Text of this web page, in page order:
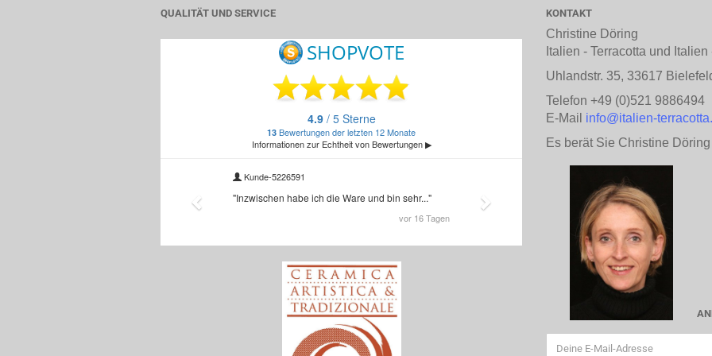
QUALITÄT UND SERVICE KONTAKT
Christine Döring
Italien - Terracotta und Italien
Uhlandstr. 35, 33617
Telefon +49 (0)521 9886494
E-Mail info@italien-
Es berät Sie Christine Döring